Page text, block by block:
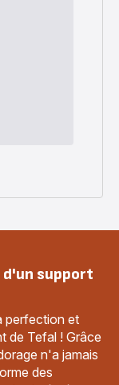
support
perfection et
de Tefal ! Grâce
n'a jamais
des